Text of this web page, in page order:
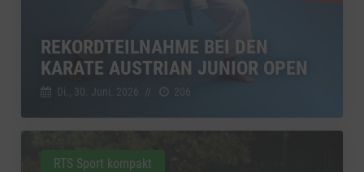
REKORDTEILNAHME BEI DEN
KARATE AUSTRIAN JUNIOR OPEN
Di., 30. Juni. 2026 // 206
RTS Sport kompakt